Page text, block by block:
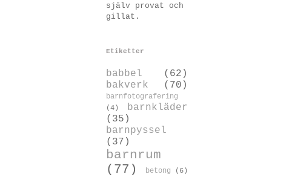
själv provat och
gillat.
Etiketter
babbel
(62)
bakverk
(70)
barnfotografering
(4)
barnkläder
(35)
barnpyssel
(37)
barnrum
(77)
betong (6)